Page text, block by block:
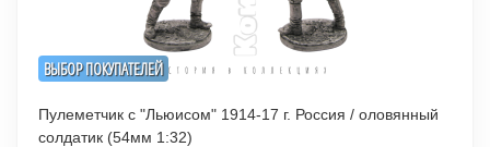
ВЫБОР ПОКУПАТЕЛЕЙ
Пулеметчик с "Льюисом" 1914-17 г. Россия / оловянный
солдатик (54мм 1:32)